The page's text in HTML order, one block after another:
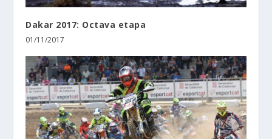
Dakar 2017: Octava etapa
01/11/2017